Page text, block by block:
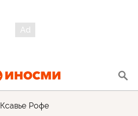
Ксавье Рофе